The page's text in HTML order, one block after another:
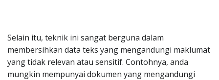
Selain itu, teknik ini sangat berguna dalam
membersihkan data teks yang mengandungi maklumat
yang tidak relevan atau sensitif. Contohnya, anda
mungkin mempunyai dokumen yang mengandungi